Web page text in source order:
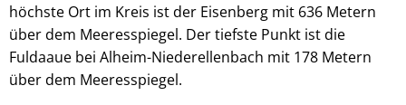
höchste Ort im Kreis ist der Eisenberg mit 636 Metern
über dem Meeresspiegel. Der tiefste Punkt ist die
Fuldaaue bei Alheim-Niederellenbach mit 178 Metern
über dem Meeresspiegel.